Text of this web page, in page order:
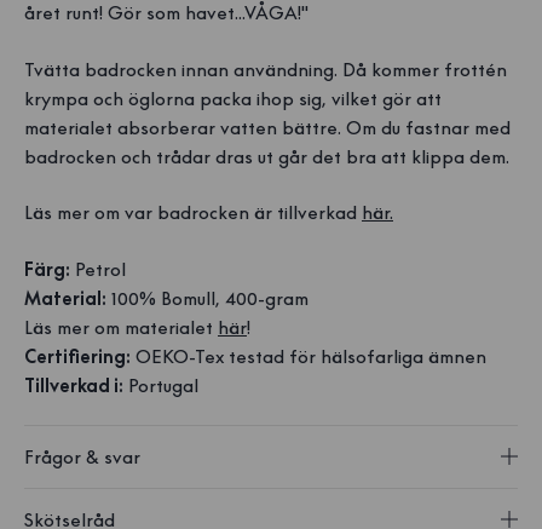
året runt! Gör som havet...VÅGA!"
Tvätta badrocken innan användning. Då kommer frottén
krympa och öglorna packa ihop sig, vilket gör att
materialet absorberar vatten bättre. Om du fastnar med
badrocken och trådar dras ut går det bra att klippa dem.
Läs mer om var badrocken är tillverkad här.
Färg: Petrol
Material: 100% Bomull, 400-gram
Läs mer om materialet här!
Certifiering: OEKO-Tex testad för hälsofarliga ämnen
Tillverkad i: Portugal
Frågor & svar
Skötselråd